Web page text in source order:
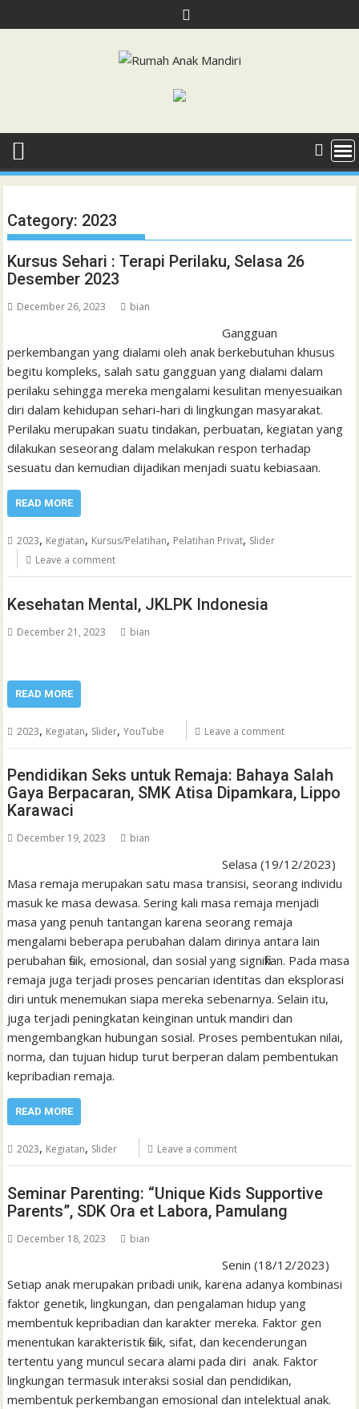
to
Category: 2023
Kursus Sehari : Terapi Perilaku, Selasa 26
Desember 2023
December 26, 2023 bian
Gangguan
perkembangan yang dialami oleh anak berkebutuhan khusus
begitu kompleks, salah satu gangguan yang dialami dalam
perilaku sehingga mereka mengalami kesulitan menyesuaikan
diri dalam kehidupan sehari-hari di lingkungan masyarakat.
Perilaku merupakan suatu tindakan, perbuatan, kegiatan yang
dilakukan seseorang dalam melakukan respon terhadap
sesuatu dan kemudian dijadikan menjadi suatu kebiasaan.
READ MORE
2023, Kegiatan, Kursus/Pelatihan, Pelatihan Privat, Slider
Leave a comment
Kesehatan Mental, JKLPK Indonesia
December 21, 2023 bian
READ MORE
2023, Kegiatan, Slider,YouTube Leave a comment
Pendidikan Seks untuk Remaja: Bahaya Salah
Gaya Berpacaran, SMK Atisa Dipamkara, Lippo
Karawaci
December 19, 2023 bian
Selasa (19/12/2023)
Masa remaja merupakan satu masa transisi, seorang individu
masuk ke masa dewasa. Sering kali masa remaja menjadi
masa yang penuh tantangan karena seorang remaja
mengalami beberapa perubahan dalam dirinya antara lain
perubahan fisik, emosional, dan sosial yang signifikan. Pada masa
remaja juga terjadi proses pencarian identitas dan eksplorasi
diri untuk menemukan siapa mereka sebenarnya. Selain itu,
juga terjadi peningkatan keinginan untuk mandiri dan
mengembangkan hubungan sosial. Proses pembentukan nilai,
norma, dan tujuan hidup turut berperan dalam pembentukan
kepribadian remaja.
READ MORE
2023, Kegiatan, Slider Leave a comment
Seminar Parenting: “Unique Kids Supportive
Parents”, SDK Ora et Labora, Pamulang
December 18, 2023 bian
Senin (18/12/2023)
Setiap anak merupakan pribadi unik, karena adanya kombinasi
faktor genetik, lingkungan, dan pengalaman hidup yang
membentuk kepribadian dan karakter mereka. Faktor gen
menentukan karakteristik fisik, sifat, dan kecenderungan
tertentu yang muncul secara alami pada diri anak. Faktor
lingkungan termasuk interaksi sosial dan pendidikan,
membentuk perkembangan emosional dan intelektual anak.